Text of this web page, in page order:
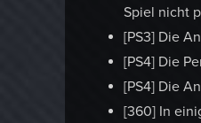
Spiel nicht
[PS3] Die
[PS4] Die
[PS4] Die
[360] In